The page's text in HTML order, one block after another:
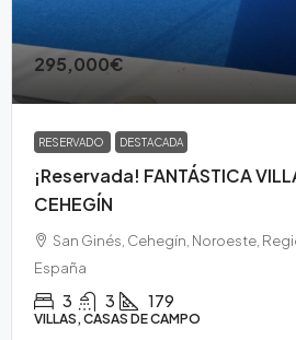
295,000€
RESERVADO DESTACADA
¡Reservada! FANTÁSTICA
CEHEGÍN
San Ginés, Cehegín, Noroeste,
España
3 3 179
VILLAS, CASAS DE CAMPO